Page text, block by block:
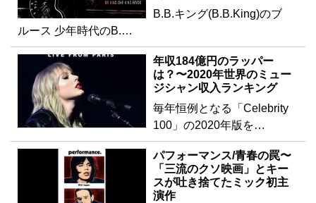
B.B.キング(B.B.King)のブ
ルース 少年時代のB.…
年収184億円のラッパー
は？〜2020年世界のミュー
ジシャン収入ランキング
毎年恒例となる「Celebrity
100」の2020年版を…
パフォーマンス/青春の罠〜
「三流のクソ映画」とキー
スが吐き捨てたミック初主
演作